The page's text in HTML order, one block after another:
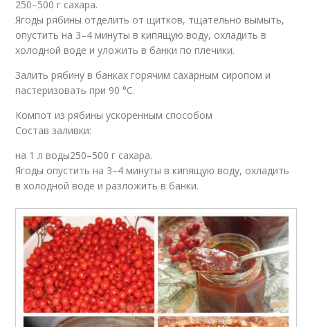
250–500 г сахара.
Ягоды рябины отделить от щитков, тщательно вымыть,
опустить на 3–4 минуты в кипящую воду, охладить в
холодной воде и уложить в банки по плечики.
Залить рябину в банках горячим сахарным сиропом и
пастеризовать при 90 °C.
Компот из рябины ускоренным способом
Состав заливки:
на 1 л воды250–500 г сахара.
Ягоды опустить на 3–4 минуты в кипящую воду, охладить
в холодной воде и разложить в банки.